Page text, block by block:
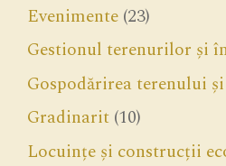
Evenimente (23)
Gestionul terenurilor și
Gospodărirea terenului
Gradinarit (10)
Locuințe și construcții